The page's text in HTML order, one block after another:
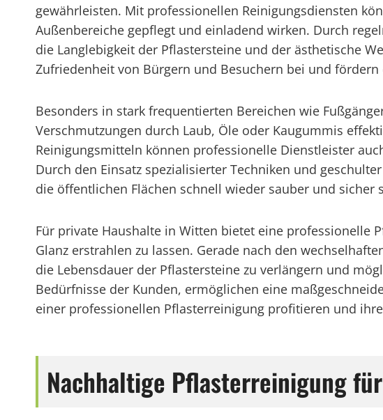
gewährleisten. Mit professionellen Reinigungsdiensten
Außenbereiche gepflegt und einladend wirken. Durch
die Langlebigkeit der Pflastersteine und der ästhetische
Zufriedenheit von Bürgern und Besuchern bei und
Besonders in stark frequentierten Bereichen wie
Verschmutzungen durch Laub, Öle oder Kaugummis
Reinigungsmitteln können professionelle Dienstleister
Durch den Einsatz spezialisierter Techniken und
die öffentlichen Flächen schnell wieder sauber und sicher
Für private Haushalte in Witten bietet eine professionelle
Glanz erstrahlen zu lassen. Gerade nach den
die Lebensdauer der Pflastersteine zu verlängern und
Bedürfnisse der Kunden, ermöglichen eine
einer professionellen Pflasterreinigung profitieren und
Nachhaltige Pflasterreinigung